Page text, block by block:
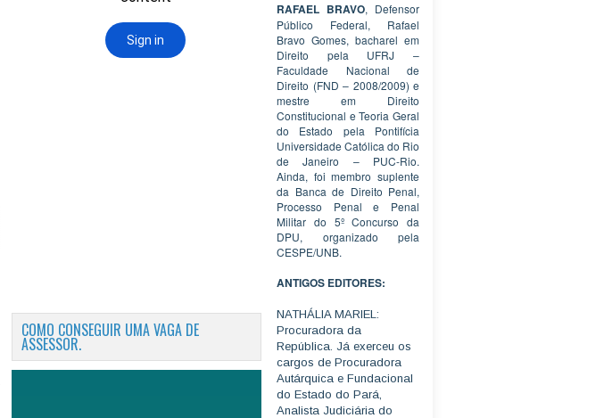
COMO CONSEGUIR UMA VAGA DE
ASSESSOR.
RAFAEL BRAVO, Defensor
Público Federal, Rafael
Bravo Gomes, bacharel em
Direito pela UFRJ –
Faculdade Nacional de
Direito (FND – 2008/2009) e
mestre em Direito
Constitucional e Teoria Geral
do Estado pela Pontifícia
Universidade Católica do Rio
de Janeiro – PUC-Rio.
Ainda, foi membro suplente
da Banca de Direito Penal,
Processo Penal e Penal
Militar do 5º Concurso da
DPU, organizado pela
CESPE/UNB.
ANTIGOS EDITORES:
NATHÁLIA MARIEL:
Procuradora da
República. Já exerceu os
cargos de Procuradora
Autárquica e Fundacional
do Estado do Pará,
Analista Judiciária do